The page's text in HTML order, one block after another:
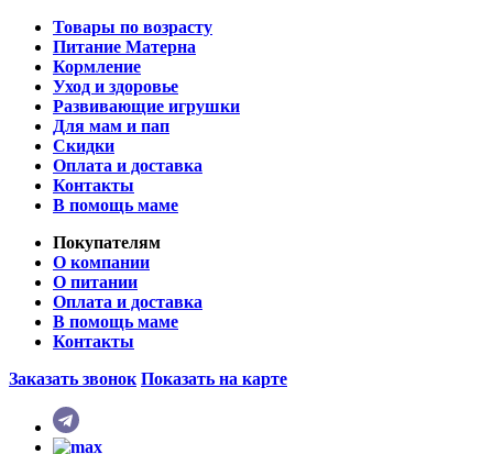
Товары по возрасту
Питание Матерна
Кормление
Уход и здоровье
Развивающие игрушки
Для мам и пап
Скидки
Оплата и доставка
Контакты
В помощь маме
Покупателям
О компании
О питании
Оплата и доставка
В помощь маме
Контакты
Заказать звонок Показать на карте